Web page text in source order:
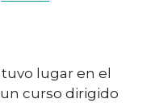
tuvo lugar en el
curso dirigido